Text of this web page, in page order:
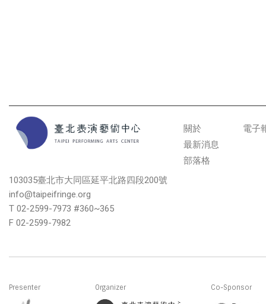
103035臺北市大同區延平北路四段200號
info@taipeifringe.org
T 02-2599-7973 #360~365
F 02-2599-7982
關於
最新消息
部落格
電子
Presenter Organizer Co-Sponsor